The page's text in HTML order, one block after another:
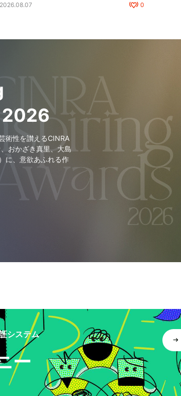
2026.08.07 0
術性を讃えるCINRA
おかざき真里、大島
に、意欲あふれる作
システム
ー